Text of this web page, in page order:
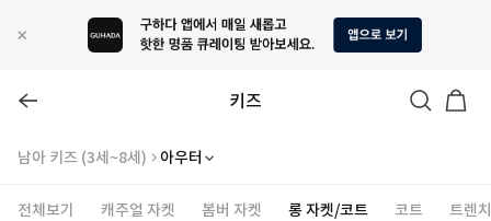
키즈
남아 키즈 (3세~8세) 아우터
전체보기 캐주얼 자켓 봄버 자켓 롱 자켓/코트 코트 트렌